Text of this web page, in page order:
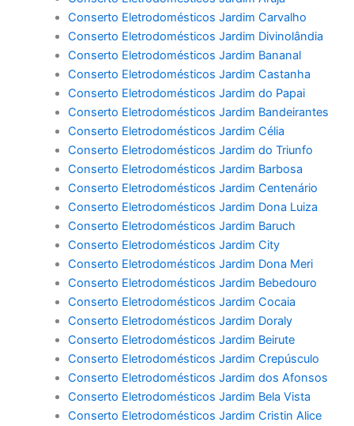
Conserto Eletrodomésticos Jardim Carvalho
Conserto Eletrodomésticos Jardim Divinolândia
Conserto Eletrodomésticos Jardim Bananal
Conserto Eletrodomésticos Jardim Castanha
Conserto Eletrodomésticos Jardim do Papai
Conserto Eletrodomésticos Jardim Bandeirantes
Conserto Eletrodomésticos Jardim Célia
Conserto Eletrodomésticos Jardim do Triunfo
Conserto Eletrodomésticos Jardim Barbosa
Conserto Eletrodomésticos Jardim Centenário
Conserto Eletrodomésticos Jardim Dona Luiza
Conserto Eletrodomésticos Jardim Baruch
Conserto Eletrodomésticos Jardim City
Conserto Eletrodomésticos Jardim Dona Meri
Conserto Eletrodomésticos Jardim Bebedouro
Conserto Eletrodomésticos Jardim Cocaia
Conserto Eletrodomésticos Jardim Doraly
Conserto Eletrodomésticos Jardim Beirute
Conserto Eletrodomésticos Jardim Crepúsculo
Conserto Eletrodomésticos Jardim dos Afonsos
Conserto Eletrodomésticos Jardim Bela Vista
Conserto Eletrodomésticos Jardim Cristin Alice